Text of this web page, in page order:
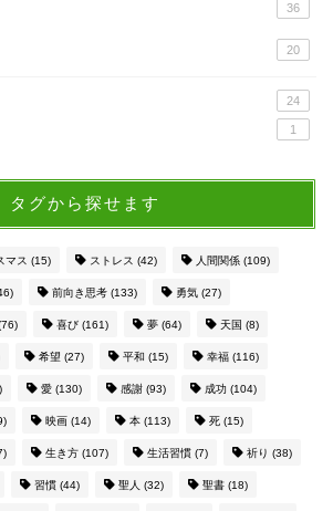
36
20
24
1
タグから探せます
マス (15) ストレス (42) 人間関係 (109)
前向き思考 (133) 勇気 (27)
喜び (161) 夢 (64) 天国 (8)
希望 (27) 平和 (15) 幸福 (116)
愛 (130) 感謝 (93) 成功 (104)
映画 (14) 本 (113) 死 (15)
生き方 (107) 生活習慣 (7) 祈り (38)
習慣 (44) 聖人 (32) 聖書 (18)